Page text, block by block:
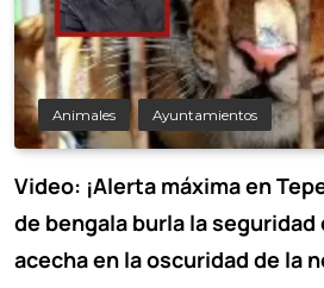
Animales Ayuntamientos
Video: ¡Alerta máxima en
de bengala burla la
acecha en la oscuridad de la